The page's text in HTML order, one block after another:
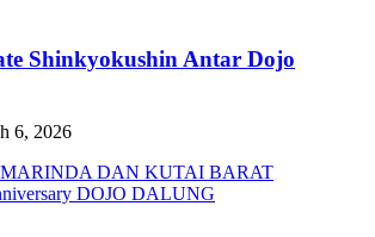
Shinkyokushin Antar Dojo
6, 2026
DAN KUTAI BARAT
DOJO DALUNG